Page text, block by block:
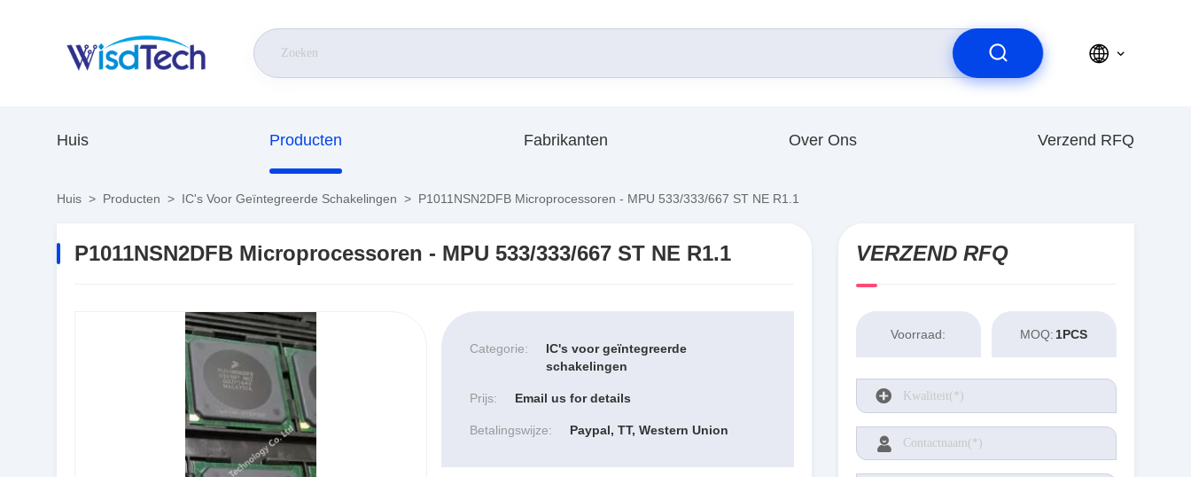
Huis Producten Fabrikanten Over Ons Verzend RFQ
Huis > Producten > IC's Voor Geïntegreerde Schakelingen > P1011NSN2DFB Microprocessoren - MPU 533/333/667 ST NE R1.1
P1011NSN2DFB Microprocessoren - MPU 533/333/667 ST NE R1.1
Categorie:
IC's voor geïntegreerde
schakelingen
Prijs: Email us for details
Betalingswijze: Paypal, TT, Western Union
VERZEND RFQ
Voorraad: MOQ: 1PCS